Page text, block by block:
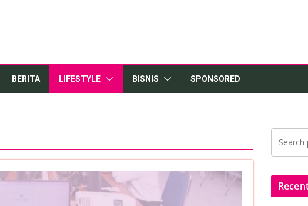
BERITA LIFESTYLE BISNIS SPONSORED